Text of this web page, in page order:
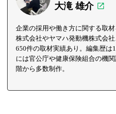
大滝 雄介
企業の採用や働き方に関する取
株式会社やヤマハ発動機株式会
650件の取材実績あり。編集歴は
には官公庁や健康保険組合の機
階から多数制作。